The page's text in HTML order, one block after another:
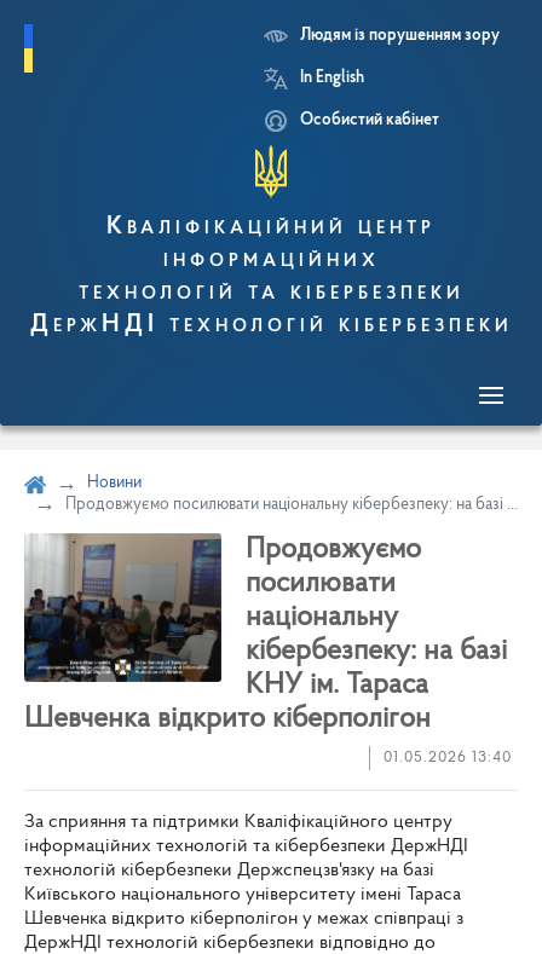
Людям із порушенням зору
In English
Особистий кабінет
Кваліфікаційний центр
інформаційних
технологій та кібербезпеки
ДержНДІ технологій кібербезпеки
Новини
Продовжуємо посилювати національну кібербезпеку: на базі КНУ ім. Тараса Шевченка відкрито кіберполігон
Продовжуємо
посилювати
національну
кібербезпеку: на базі
КНУ ім. Тараса
Шевченка відкрито кіберполігон
01.05.2026 13:40
За сприяння та підтримки Кваліфікаційного центру
інформаційних технологій та кібербезпеки ДержНДІ
технологій кібербезпеки Держспецзв'язку на базі
Київського національного університету імені Тараса
Шевченка відкрито кіберполігон у межах співпраці з
ДержНДІ технологій кібербезпеки відповідно до